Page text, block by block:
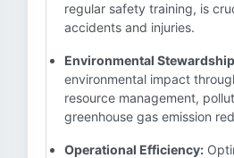
regular safety training, is
accidents and injuries.
Environmental
environmental impact
resource management,
greenhouse gas emission
Operational Efficiency: